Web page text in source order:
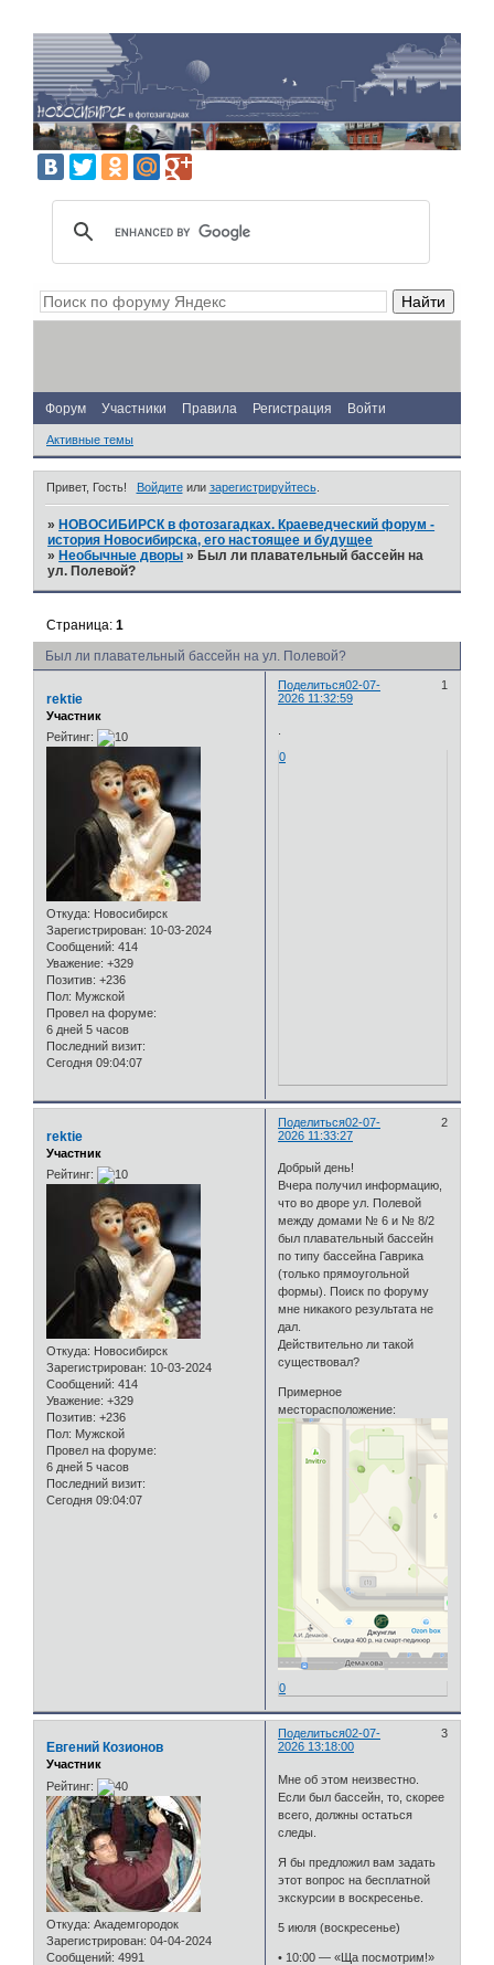
Форум Участники Правила Регистрация Войти
Активные темы
Привет, Гость! Войдитеили зарегистрируйтесь.
» НОВОСИБИРСК в фотозагадках. Краеведческий форум -
история Новосибирска, его настоящее и будущее
» Необычные дворы » Был ли плавательный бассейн на
ул. Полевой?
Был ли плавательный бассейн на ул. Полевой?
Страница:1
Поделиться 1
02-07-
2026 11:32:59
rektie
Участник
Рейтинг:
Откуда: Новосибирск
Зарегистрирован: 10-03-2024
Сообщений: 414
Уважение: +329
Позитив: +236
Пол: Мужской
Провел на форуме:
6 дней 5 часов
Последний визит:
Сегодня 09:04:07
0
Поделиться 2
02-07-
2026 11:33:27
rektie
Участник
Рейтинг:
Откуда: Новосибирск
Зарегистрирован: 10-03-2024
Сообщений: 414
Уважение: +329
Позитив: +236
Пол: Мужской
Провел на форуме:
6 дней 5 часов
Последний визит:
Сегодня 09:04:07
Добрый день!
Вчера получил информацию,
что во дворе ул. Полевой
между домами № 6 и № 8/2
был плавательный бассейн
по типу бассейна Гаврика
(только прямоугольной
формы). Поиск по форуму
мне никакого результата не
дал.
Действительно ли такой
существовал?
Примерное
месторасположение:
0
Поделиться 3
02-07-
2026 13:18:00
Евгений Козионов
Участник
Рейтинг:
Откуда: Академгородок
Зарегистрирован: 04-04-2024
Сообщений: 4991
Мне об этом неизвестно.
Если был бассейн, то, скорее
всего, должны остаться
следы.
Я бы предложил вам задать
этот вопрос на бесплатной
экскурсии в воскресенье.
5 июля (воскресенье)
• 10:00 — «Ща посмотрим!»